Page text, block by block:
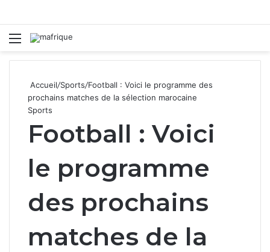
Menu
Accueil/Sports/Football : Voici le programme des
prochains matches de la sélection marocaine
Sports
Football : Voici
le programme
des prochains
matches de la